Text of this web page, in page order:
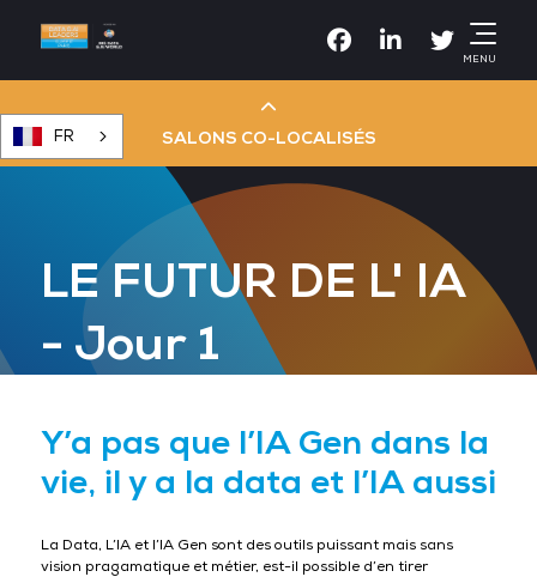
FacebookLinkedinTwitter
MENU
FR SALONS CO-LOCALISÉS
Cloud & AI Infrastructure
Devops Live
Cloud & Cyber Security
Data & AI Leaders Summit
LE FUTUR DE L' IA
- Jour 1
Y’a pas que l’IA Gen dans la
vie, il y a la data et l’IA aussi
La Data, L’IA et l’IA Gen sont des outils puissant mais sans
vision pragamatique et métier, est-il possible d’en tirer